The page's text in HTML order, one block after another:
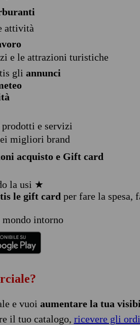
attività
e le attrazioni turistiche
gli annunci
prodotti e servizi
migliori brand
acquisto e Gift card
la usi ★
le gift card per fare la spesa,
intorno
e vuoi aumentare la tua
il tuo catalogo, ricevere gli